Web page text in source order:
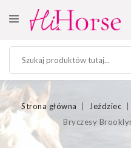
Strona główna Jeździec
Bryczesy